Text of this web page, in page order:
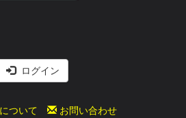
ログイン
ついて お問い合わせ